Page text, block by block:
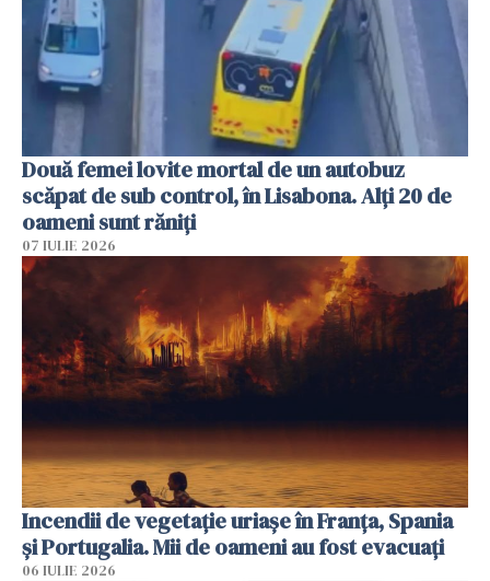
Două femei lovite mortal de un autobuz
scăpat de sub control, în Lisabona. Alți 20 de
oameni sunt răniți
07 IULIE 2026
Incendii de vegetație uriașe în Franța, Spania
și Portugalia. Mii de oameni au fost evacuați
06 IULIE 2026